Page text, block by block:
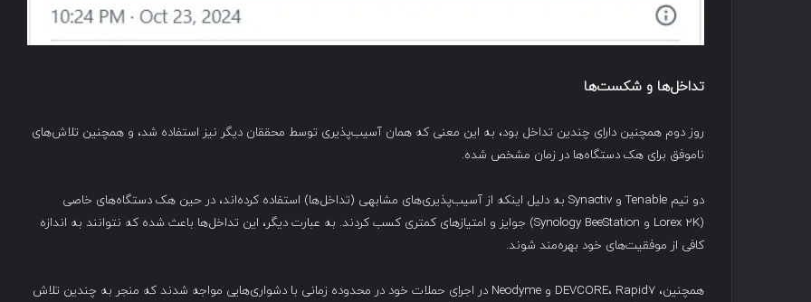
تداخل‌ها و شکست‌ها
روز دوم همچنین دارای چندین تداخل بود، به این معنی که همان آسیب‌پذیری توسط محققان دیگر نیز استفاده شد، و همچنین تلاش‌های
ناموفق برای هک دستگاه‌ها در زمان مشخص شده.
دو تیم Tenable و Synactiv به دلیل اینکه از آسیب‌پذیری‌های مشابهی (تداخل‌ها) استفاده کرده‌اند، در حین هک دستگاه‌های خاصی
(Lorex 2K و Synology BeeStation) جوایز و امتیازهای کمتری کسب کردند. به عبارت دیگر، این تداخل‌ها باعث شده که نتوانند به اندازه
کافی از موفقیت‌های خود بهره‌مند شوند.
همچنین، DEVCORE، Rapid7 و Neodyme در اجرای حملات خود در محدوده زمانی با دشواری‌هایی مواجه شدند که منجر به چندین تلاش